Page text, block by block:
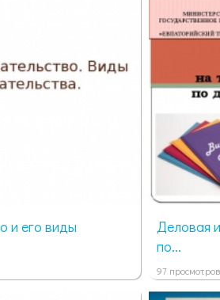
и его виды
Деловая
по...
97 просмотров